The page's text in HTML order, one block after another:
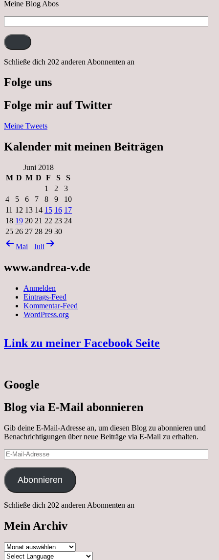
Meine Blog Abos
Mail-
Adresse:
Schließe dich 202 anderen Abonnenten an
Folge uns
Folge mir auf Twitter
Meine Tweets
Kalender mit meinen Beiträgen
Juni 2018
M D M D F S
S
1
2
3
4
5 6 7 8 9
10
11 12 13 14 15 16 17
18 19 20 21 22 23 24
25 26 27 28 29 30
Mai
Juli
www.andrea-v.de
Anmelden
Eintrags-Feed
Kommentar-Feed
WordPress.org
Link zu meiner Facebook Seite
Google
Blog via E-Mail abonnieren
Gib deine E-Mail-Adresse an, um diesen Blog zu abonnieren und
Benachrichtigungen über neue Beiträge via E-Mail zu erhalten.
E-
Mail-
Adresse
Abonnieren
Schließe dich 202 anderen Abonnenten an
Mein Archiv
Mein
Archiv